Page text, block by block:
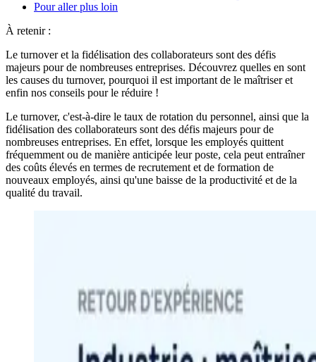
Pour aller plus loin
À retenir :
Le turnover et la fidélisation des collaborateurs sont des défis
majeurs pour de nombreuses entreprises. Découvrez quelles en sont
les causes du turnover, pourquoi il est important de le maîtriser et
enfin nos conseils pour le réduire !
Le turnover, c'est-à-dire le taux de rotation du personnel, ainsi que la
fidélisation des collaborateurs sont des défis majeurs pour de
nombreuses entreprises. En effet, lorsque les employés quittent
fréquemment ou de manière anticipée leur poste, cela peut entraîner
des coûts élevés en termes de recrutement et de formation de
nouveaux employés, ainsi qu'une baisse de la productivité et de la
qualité du travail.